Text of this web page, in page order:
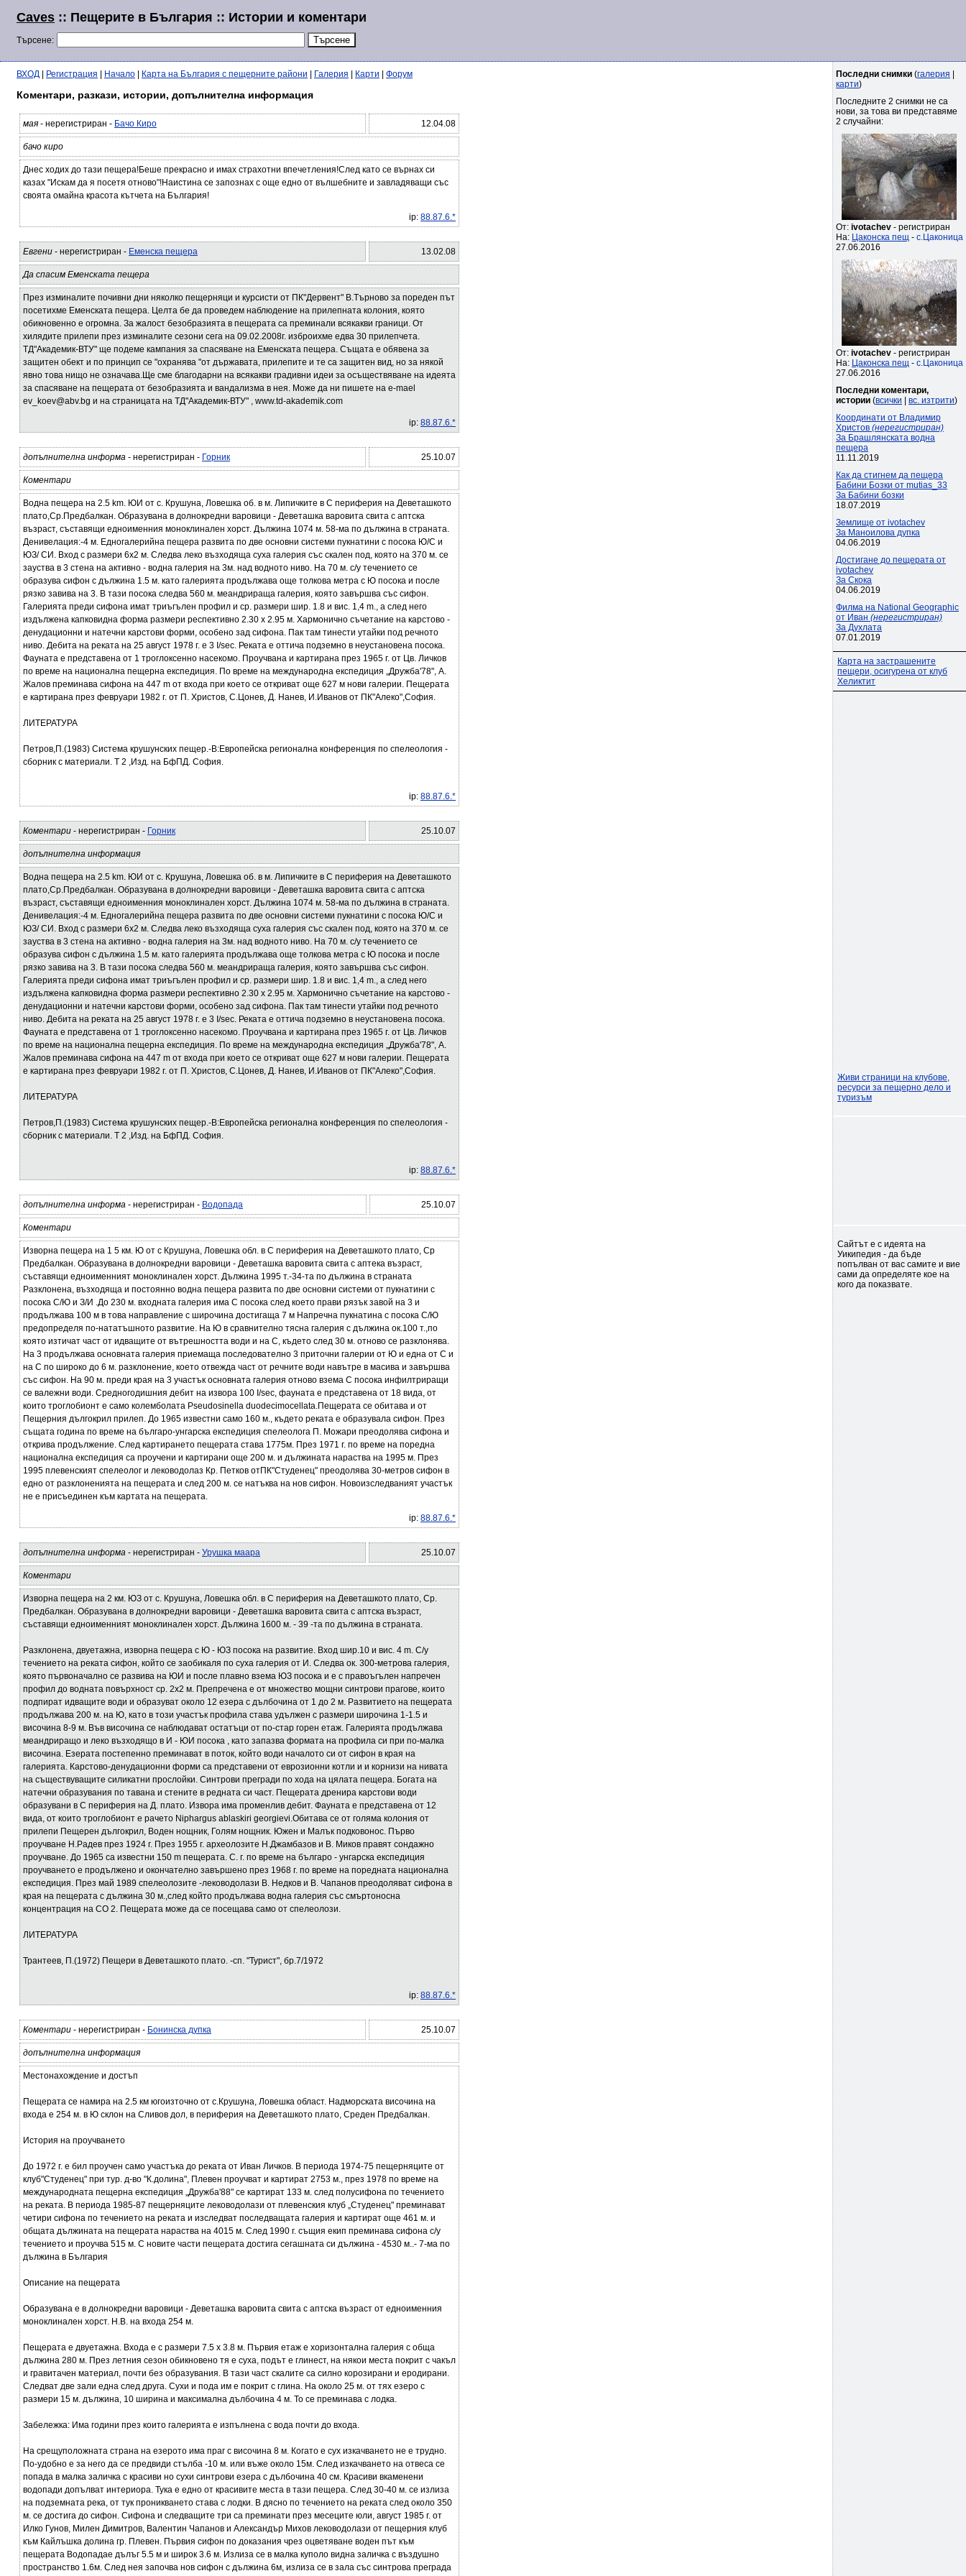
Caves :: Пещерите в България :: Истории и коментари
Търсене:
ВХОД Регистрация Начало Карта на България с пещерните райони Галерия Карти Форум
Коментари, разкази, истории, допълнителна информация
мая - нерегистриран - Бачо Киро 12.04.08
бачо киро
Днес ходих до тази пещера!Беше прекрасно и имах страхотни впечетления!След като се върнах си
казах "Искам да я посетя отново"!Наистина се запознах с още едно от вълшебните и завладяващи със
своята омайна красота кътчета на България!
ip: 88.87.6.*
Евгени - нерегистриран - Еменска пещера 13.02.08
Да спасим Еменската пещера
През изминалите почивни дни няколко пещерняци и курсисти от ПК"Дервент" В.Търново за пореден път
посетихме Еменската пещера. Целта бе да проведем наблюдение на прилепната колония, която
обикновенно е огромна. За жалост безобразията в пещерата са преминали всякакви граници. От
хилядите прилепи през изминалите сезони сега на 09.02.2008г. изброихме едва 30 прилепчета.
ТД"Академик-ВТУ" ще подеме кампания за спасяване на Еменската пещера. Същата е обявена за
защитен обект и по принцип се "охранява "от държавата, прилепите и те са защитен вид, но за някой
явно това нищо не означава.Ще сме благодарни на всякакви градивни идеи за осъществяване на идеята
за спасяване на пещерата от безобразията и вандализма в нея. Може да ни пишете на e-mael
ev_koev@abv.bg и на страницата на ТД"Академик-ВТУ" , www.td-akademik.com
ip: 88.87.6.*
допълнителна информа - нерегистриран - Горник 25.10.07
Коментари
Водна пещера на 2.5 km. ЮИ от с. Крушуна, Ловешка об. в м. Липичките в С периферия на Деветашкото
плато,Ср.Предбалкан. Образувана в долнокредни варовици - Деветашка варовита свита с аптска
възраст, съставящи едноименния моноклинален хорст. Дължина 1074 м. 58-ма по дължина в страната.
Денивелация:-4 м. Едногалерийна пещера развита по две основни системи пукнатини с посока Ю/С и
ЮЗ/ СИ. Вход с размери 6x2 м. Следва леко възходяща суха галерия със скален под, която на 370 м. сe
зауства в 3 стена на активно - водна галерия на 3м. над водното ниво. На 70 м. с/у течението се
образува сифон с дължина 1.5 м. като галерията продължава още толкова метра с Ю посока и после
рязко завива на 3. В тази посока следва 560 м. меандрираща галерия, която завършва със сифон.
Галерията преди сифона имат триъгълен профил и ср. размери шир. 1.8 и вис. 1,4 m., a след него
издължена капковидна форма размери респективно 2.30 х 2.95 м. Хармонично съчетание на карстово -
денудационни и натечни карстови форми, особено зад сифона. Пак там тинести утайки под речното
ниво. Дебита на реката на 25 август 1978 г. е 3 I/sec. Реката е оттича подземно в неустановена посока.
Фауната е представена от 1 троглоксенно насекомо. Проучвана и картирана през 1965 г. от Цв. Личков
по време на национална пещерна експедиция. По време на международна експедиция „Дружба'78", А.
Жалов преминава сифона на 447 m от входа при което се откриват още 627 м нови галерии. Пещерата
е картирана през февруари 1982 г. от П. Христов, С.Цонев, Д. Нанев, И.Иванов от ПК"Алеко",София.
ЛИТЕРАТУРА
Петров,П.(1983) Система крушунских пещер.-В:Европейска регионална конференция по спелеология -
сборник с материали. Т 2 ,Изд. на БфПД. София.
ip: 88.87.6.*
Коментари - нерегистриран - Горник 25.10.07
допълнителна информация
Водна пещера на 2.5 km. ЮИ от с. Крушуна, Ловешка об. в м. Липичките в С периферия на Деветашкото
плато,Ср.Предбалкан. Образувана в долнокредни варовици - Деветашка варовита свита с аптска
възраст, съставящи едноименния моноклинален хорст. Дължина 1074 м. 58-ма по дължина в страната.
Денивелация:-4 м. Едногалерийна пещера развита по две основни системи пукнатини с посока Ю/С и
ЮЗ/ СИ. Вход с размери 6x2 м. Следва леко възходяща суха галерия със скален под, която на 370 м. сe
зауства в 3 стена на активно - водна галерия на 3м. над водното ниво. На 70 м. с/у течението се
образува сифон с дължина 1.5 м. като галерията продължава още толкова метра с Ю посока и после
рязко завива на 3. В тази посока следва 560 м. меандрираща галерия, която завършва със сифон.
Галерията преди сифона имат триъгълен профил и ср. размери шир. 1.8 и вис. 1,4 m., a след него
издължена капковидна форма размери респективно 2.30 х 2.95 м. Хармонично съчетание на карстово -
денудационни и натечни карстови форми, особено зад сифона. Пак там тинести утайки под речното
ниво. Дебита на реката на 25 август 1978 г. е 3 I/sec. Реката е оттича подземно в неустановена посока.
Фауната е представена от 1 троглоксенно насекомо. Проучвана и картирана през 1965 г. от Цв. Личков
по време на национална пещерна експедиция. По време на международна експедиция „Дружба'78", А.
Жалов преминава сифона на 447 m от входа при което се откриват още 627 м нови галерии. Пещерата
е картирана през февруари 1982 г. от П. Христов, С.Цонев, Д. Нанев, И.Иванов от ПК"Алеко",София.
ЛИТЕРАТУРА
Петров,П.(1983) Система крушунских пещер.-В:Европейска регионална конференция по спелеология -
сборник с материали. Т 2 ,Изд. на БфПД. София.
ip: 88.87.6.*
допълнителна информа - нерегистриран - Водопада 25.10.07
Коментари
Изворна пещера на 1 5 км. Ю от с Крушуна, Ловешка обл. в С периферия на Деветашкото плато, Ср
Предбалкан. Образувана в долнокредни варовици - Деветашка варовита свита с аптека възраст,
съставящи едноименният моноклинален хорст. Дължина 1995 т.-34-та по дължина в страната
Разклонена, възходяща и постоянно водна пещера развита по две основни системи от пукнатини с
посока С/Ю и З/И .До 230 м. входната галерия има С посока след което прави рязък завой на 3 и
продължава 100 м в това направление с широчина достигаща 7 м Напречна пукнатина с посока С/Ю
предопределя по-нататъшното развитие. На Ю в сравнително тясна галерия с дължина ок.100 т.,по
която изтичат част от идващите от вътрешността води и на С, където след 30 м. отново се разклонява.
На 3 продължава основната галерия приемаща последователно 3 приточни галерии от Ю и една от С и
на С по широко до 6 м. разклонение, което отвежда част от речните води навътре в масива и завършва
със сифон. На 90 м. преди края на 3 участък основната галерия отново взема С посока инфилтриращи
се валежни води. Средногодишния дебит на извора 100 I/sec, фауната е представена от 18 вида, от
които троглобионт е само колемболата Pseudosinella duodecimocellata.Пещерата се обитава и от
Пещерния дългокрил прилеп. До 1965 известни само 160 м., където реката е образувала сифон. През
същата година по време на българо-унгарска експедиция спелеолога П. Можари преодолява сифона и
открива продължение. След картирането пещерата става 1775м. През 1971 г. по време на поредна
национална експедиция са проучени и картирани още 200 м. и дължината нараства на 1995 м. През
1995 плевенският спелеолог и леководолаз Кр. Петков отПК"Студенец" преодолява 30-метров сифон в
едно от разклоненията на пещерата и след 200 м. ce натъква на нов сифон. Новоизследваният участък
не е присъединен към картата на пещерата.
ip: 88.87.6.*
допълнителна информа - нерегистриран - Урушка маара 25.10.07
Коментари
Изворна пещера на 2 км. ЮЗ от с. Крушуна, Ловешка обл. в С периферия на Деветашкото плато, Ср.
Предбалкан. Образувана в долнокредни варовици - Деветашка варовита свита с аптска възраст,
съставящи едноименният моноклинален хорст. Дължина 1600 м. - 39 -та по дължина в страната.
Разклонена, двуетажна, изворна пещера с Ю - ЮЗ посока на развитие. Вход шир.10 и вис. 4 m. C/y
течението на реката сифон, който се заобикаля по суха галерия от И. Следва ок. 300-метрова галерия,
която първоначално се развива на ЮИ и после плавно взема ЮЗ посока и е с правоъгълен напречен
профил до водната повърхност ср. 2х2 м. Препречена е от множество мощни синтрови прагове, които
подпират идващите води и образуват около 12 езера с дълбочина от 1 до 2 м. Развитието на пещерата
продължава 200 м. на Ю, като в този участък профила става удължен с размери широчина 1-1.5 и
височина 8-9 м. Във височина се наблюдават остатъци от по-стар горен етаж. Галерията продължава
меандриращо и леко възходящо в И - ЮИ посока , като запазва формата на профила си при по-малка
височина. Езерата постепенно преминават в поток, който води началото си от сифон в края на
галерията. Карстово-денудационни форми са представени от еврозионни котли и и корнизи на нивата
на съществуващите силикатни прослойки. Синтрови прегради по хода на цялата пещера. Богата на
натечни образувания по тавана и стените в редната си част. Пещерата дренира карстови води
образувани в С периферия на Д. плато. Извора има променлив дебит. Фауната е представена от 12
вида, от които троглобионт е рачето Niphargus ablaskiri georgievi.Обитава се от голяма колония от
прилепи Пещерен дългокрил, Воден нощник, Голям нощник. Южен и Малък подковонос. Първо
проучване Н.Радев през 1924 г. През 1955 г. археолозите Н.Джамбазов и В. Миков правят сондажно
проучване. До 1965 са известни 150 m пещерата. С. г. по време на българо - унгарска експедиция
проучването е продължено и окончателно завършено през 1968 г. по време на поредната национална
експедиция. През май 1989 спелеолозите -леководолази В. Недков и В. Чапанов преодоляват сифона в
края на пещерата с дължина 30 м.,след който продължава водна галерия със смъртоносна
концентрация на СО 2. Пещерата може да се посещава само от спелеолози.
ЛИТЕРАТУРА
Трантеев, П.(1972) Пещери в Деветашкото плато. -сп. "Турист", бр.7/1972
ip: 88.87.6.*
Коментари - нерегистриран - Бонинска дупка 25.10.07
допълнителна информация
Местонахождение и достъп
Пещерата се намира на 2.5 км югоизточно от с.Крушуна, Ловешка област. Надморската височина на
входа е 254 м. в Ю склон на Сливов дол, в периферия на Деветашкото плато, Среден Предбалкан.
История на проучването
До 1972 г. е бил проучен само участъка до реката от Иван Личков. В периода 1974-75 пещерняците от
клуб"Студенец" при тур. д-во "К.долина", Плевен проучват и картират 2753 м., през 1978 по време на
международната пещерна експедиция „Дружба'88" се картират 133 м. след полусифона по течението
на реката. В периода 1985-87 пещерняците леководолази от плевенския клуб „Студенец" преминават
четири сифона по течението на реката и изследват последващата галерия и картират още 461 м. и
общата дължината на пещерата нараства на 4015 м. След 1990 г. същия екип преминава сифона с/у
течението и проучва 515 м. С новите части пещерата достига сегашната си дължина - 4530 м..- 7-ма по
дължина в България
Описание на пещерата
Образувана е в долнокредни варовици - Деветашка варовита свита с аптска възраст от едноименния
моноклинален хорст. Н.В. на входа 254 м.
Пещерата е двуетажна. Входа е с размери 7.5 х 3.8 м. Първия етаж е хоризонтална галерия с обща
дължина 280 м. През летния сезон обикновено тя е суха, подът е глинест, на някои места покрит с чакъл
и гравитачен материал, почти без образувания. В тази част скалите са силно корозирани и еродирани.
Следват две зали една след друга. Сухи и пода им е покрит с глина. На около 25 м. от тях езеро с
размери 15 м. дължина, 10 ширина и максимална дълбочина 4 м. То се преминава с лодка.
Забележка: Има години през които галерията е изпълнена с вода почти до входа.
На срещуположната страна на езерото има праг с височина 8 м. Когато е сух изкачването не е трудно.
По-удобно е за него да се предвиди стълба -10 м. или въже около 15м. След изкачването на отвеса се
попада в малка заличка с красиви но сухи синтрови езера с дълбочина 40 см. Красиви вкаменени
водопади допълват интериора. Тука е едно от красивите места в тази пещера. След 30-40 м. се излиза
на подземната река, от тук проникването става с лодки. В дясно по течението на реката след около 350
м. се достига до сифон. Сифона и следващите три са преминати през месеците юли, август 1985 г. от
Илко Гунов, Милен Димитров, Валентин Чапанов и Александър Михов леководолази от пещерния клуб
към Кайлъшка долина гр. Плевен. Първия сифон по доказания чрез оцветяване воден път към
пещерата Водопадае дълъг 5.5 м и широк 3.6 м. Излиза се в малка куполо видна заличка с въздушно
пространство 1.6м. След нея започва нов сифон с дължина 6м, излиза се в зала със синтрова преграда
Последни снимки (галерия
карти)
Последните 2 снимки не са
нови, за това ви представяме
2 случайни:
От: ivotachev - регистриран
На: Цаконска пещ - с.Цаконица
27.06.2016
От: ivotachev - регистриран
На: Цаконска пещ - с.Цаконица
27.06.2016
Последни коментари,
истории (всички вс. изтрити)
Координати от Владимир
Христов (нерегистриран)
За Брашлянската водна
пещера
11.11.2019
Как да стигнем да пещера
Бабини Бозки от mutias_33
За Бабини бозки
18.07.2019
Землище от ivotachev
За Маноилова дупка
04.06.2019
Достигане до пещерата от
ivotachev
За Скока
04.06.2019
Филма на National Geographic
от Иван (нерегистриран)
За Духлата
07.01.2019
Карта на застрашените
пещери, осигурена от клуб
Хеликтит
Живи страници на клубове,
ресурси за пещерно дело и
туризъм
Сайтът е с идеята на
Уикипедия - да бъде
попълван от вас самите и вие
сами да определяте кое на
кого да показвате.